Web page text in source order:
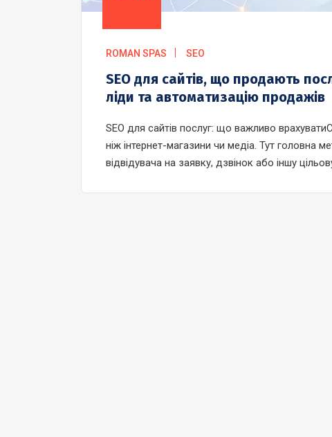
ROMAN SPAS SEO
SEO для сайтів, що продають
ліди та автоматизацію продажів
SEO для сайтів послуг: що важливо
ніж інтернет-магазини чи медіа. Тут головна
відвідувача на заявку, дзвінок або іншу